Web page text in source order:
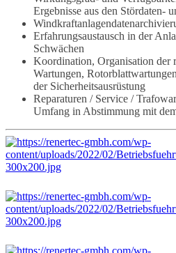
Ergebnisse aus den Stördaten-
Erfahrungsaustausch in der
Schwächen
Koordination, Organisation der
Wartungen,
der Sicherheitsausrüstung
Reparaturen / Service /
Umfang in Abstimmung mit